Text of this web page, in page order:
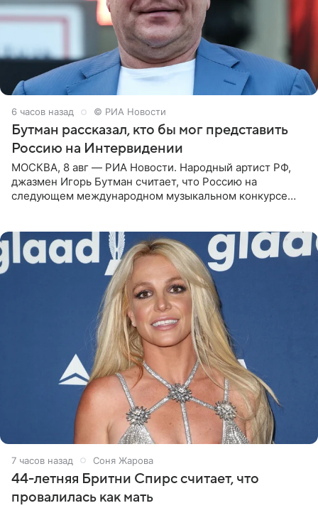
6 часов назад © РИА Новости
Бутман рассказал, кто бы мог представить
Россию на Интервидении
МОСКВА, 8 авг — РИА Новости. Народный артист РФ,
джазмен Игорь Бутман считает, что Россию на
следующем международном музыкальном конкурсе
7 часов назад Соня Жарова
44-летняя Бритни Спирс считает, что
провалилась как мать